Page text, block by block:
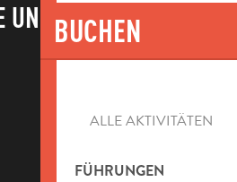
BUCHEN
ALLE AKTIVITÄTEN
FÜHRUNGEN
UNS!